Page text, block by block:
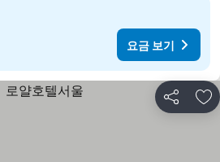
요금 보기
공유 즐